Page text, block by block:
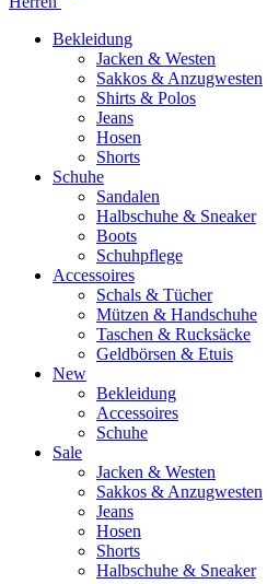
Bekleidung
Jacken & Westen
Sakkos & Anzugwesten
Shirts & Polos
Jeans
Hosen
Shorts
Schuhe
Sandalen
Halbschuhe & Sneaker
Boots
Schuhpflege
Accessoires
Schals & Tücher
Mützen & Handschuhe
Taschen & Rucksäcke
Geldbörsen & Etuis
New
Bekleidung
Accessoires
Schuhe
Sale
Jacken & Westen
Sakkos & Anzugwesten
Jeans
Hosen
Shorts
Halbschuhe & Sneaker